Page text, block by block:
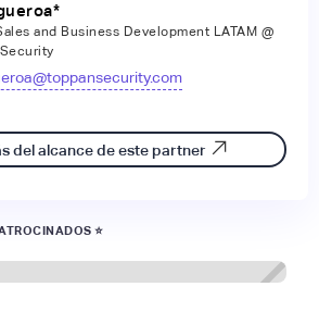
and Business Development LATAM @
del alcance de este partner
⭐